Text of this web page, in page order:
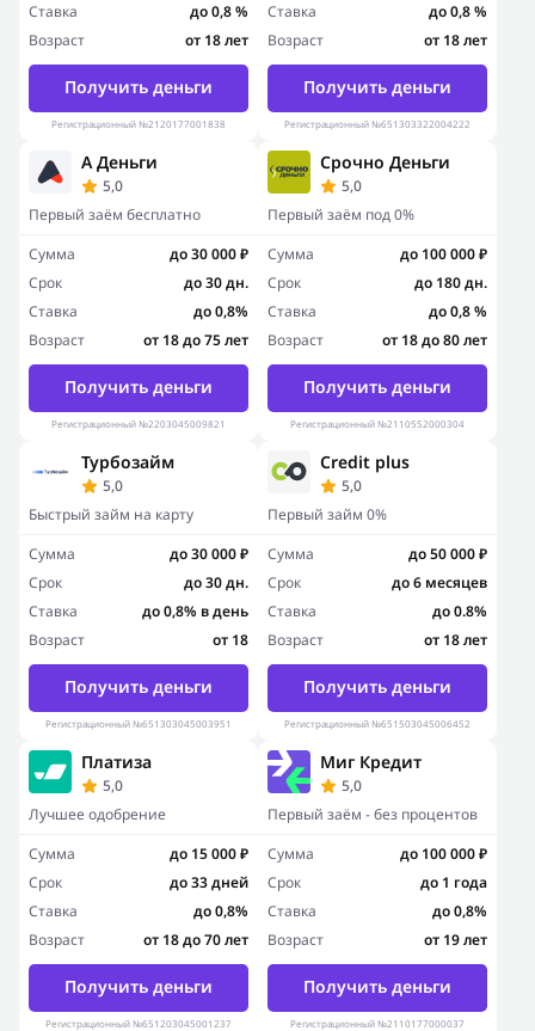
Ставка
до 0,8 %
Возраст
от 18 лет
Получить деньги
Регистрационный №2120177001838
Ставка
до 0,8 %
Возраст
от 18 лет
Получить деньги
Регистрационный №651303322004222
А Деньги
5,0
Первый заём бесплатно
Сумма
до 30 000 ₽
Срок
до 30 дн.
Ставка
до 0,8%
Возраст
от 18 до 75 лет
Получить деньги
Регистрационный №2203045009821
Срочно Деньги
5,0
Первый заём под 0%
Сумма
до 100 000 ₽
Срок
до 180 дн.
Ставка
до 0,8 %
Возраст
от 18 до 80 лет
Получить деньги
Регистрационный №2110552000304
Турбозайм
5,0
Быстрый займ на карту
Сумма
до 30 000 ₽
Срок
до 30 дн.
Ставка
до 0,8% в день
Возраст
от 18
Получить деньги
Регистрационный №651303045003951
Сredit plus
5,0
Первый займ 0%
Сумма
до 50 000 ₽
Срок
до 6 месяцев
Ставка
до 0.8%
Возраст
от 18 лет
Получить деньги
Регистрационный №651503045006452
Платиза
5,0
Лучшее одобрение
Сумма
до 15 000 ₽
Срок
до 33 дней
Ставка
до 0,8%
Возраст
от 18 до 70 лет
Получить деньги
Регистрационный №651203045001237
Миг Кредит
5,0
Первый заём - без процентов
Сумма
до 100 000 ₽
Срок
до 1 года
Ставка
до 0,8%
Возраст
от 19 лет
Получить деньги
Регистрационный №2110177000037